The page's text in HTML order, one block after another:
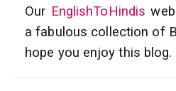
Our EnglishToHindis
a fabulous collection of
hope you enjoy this